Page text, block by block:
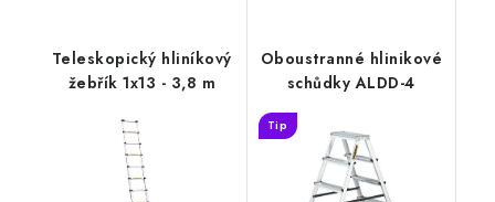
Teleskopický hliníkový
žebřík 1x13 - 3,8 m
Oboustranné hlinikové
schůdky ALDD-4
Tip